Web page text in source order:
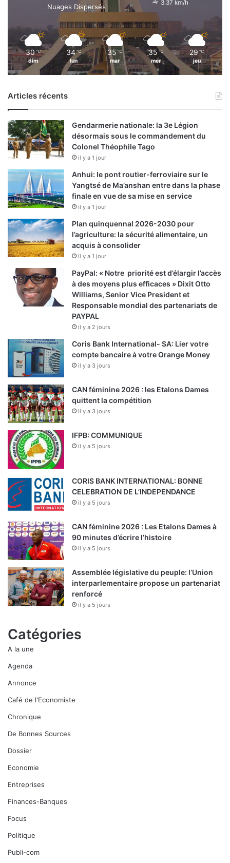
Nuages Dispersés
3.37 km/h
30 ℃
dim
34 ℃
lun
35 ℃
mar
35 ℃
mer
29 ℃
jeu
Articles récents
Gendarmerie nationale: la 3e Légion
désormais sous le commandement du
Colonel Théophile Tago
il y a 1 jour
Anhui: le pont routier-ferroviaire sur le
Yangtsé de Ma’anshan entre dans la phase
finale en vue de sa mise en service
il y a 1 jour
Plan quinquennal 2026-2030 pour
l’agriculture: la sécurité alimentaire, un
acquis à consolider
il y a 1 jour
PayPal: « Notre priorité est d’élargir l’accès
à des moyens plus efficaces » Dixit Otto
Williams, Senior Vice President et
Responsable mondial des partenariats de
PAYPAL
il y a 2 jours
Coris Bank International- SA: Lier votre
compte bancaire à votre Orange Money
il y a 3 jours
CAN féminine 2026 : les Etalons Dames
quittent la compétition
il y a 3 jours
IFPB: COMMUNIQUE
il y a 5 jours
CORIS BANK INTERNATIONAL: BONNE
CELEBRATION DE L’INDEPENDANCE
il y a 5 jours
CAN féminine 2026 : Les Etalons Dames à
90 minutes d’écrire l’histoire
il y a 5 jours
Assemblée législative du peuple: l’Union
interparlementaire propose un partenariat
renforcé
il y a 5 jours
Catégories
A la une
Agenda
Annonce
Café de l'Economiste
Chronique
De Bonnes Sources
Dossier
Economie
Entreprises
Finances-Banques
Focus
Politique
Publi-com